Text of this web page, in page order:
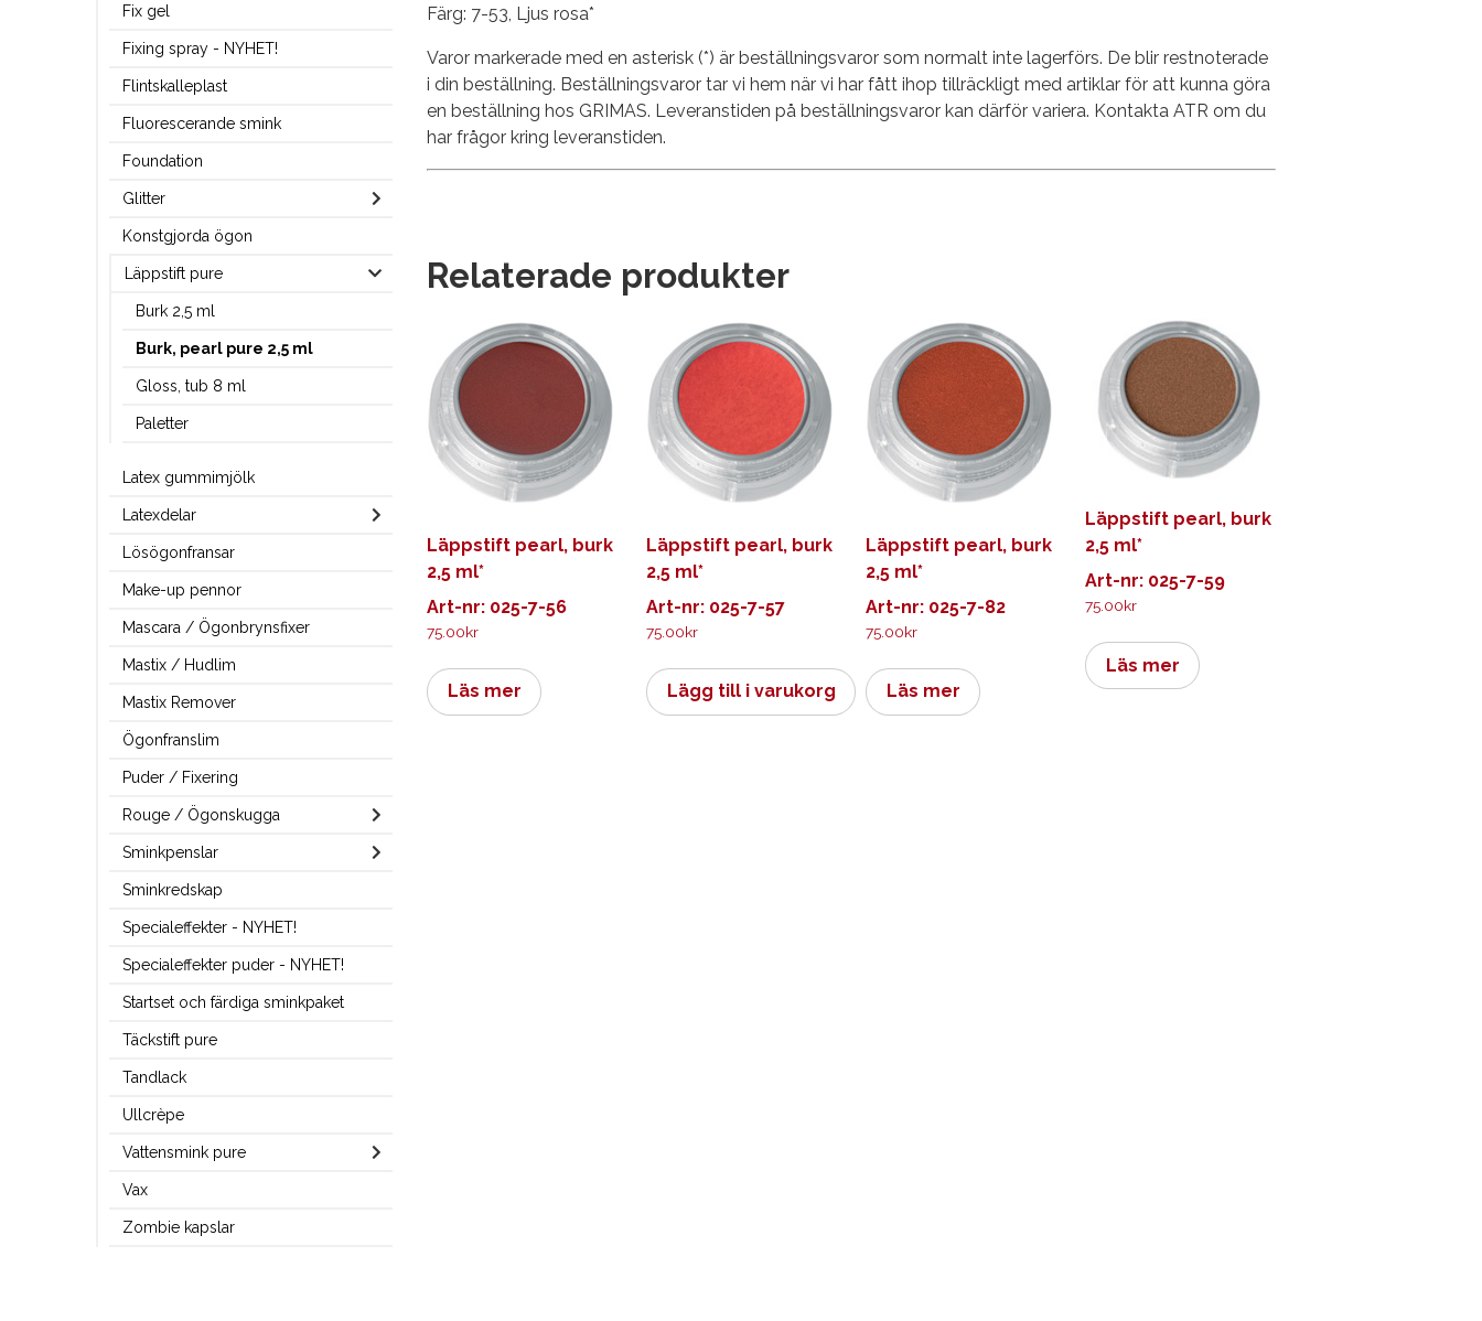
Fix gel
Fixing spray - NYHET!
Flintskalleplast
Fluorescerande smink
Foundation
Glitter
Konstgjorda ögon
Läppstift pure
Burk 2,5 ml
Burk, pearl pure 2,5 ml
Gloss, tub 8 ml
Paletter
Latex gummimjölk
Latexdelar
Lösögonfransar
Make-up pennor
Mascara / Ögonbrynsfixer
Mastix / Hudlim
Mastix Remover
Ögonfranslim
Puder / Fixering
Rouge / Ögonskugga
Sminkpenslar
Sminkredskap
Specialeffekter - NYHET!
Specialeffekter puder - NYHET!
Startset och färdiga sminkpaket
Täckstift pure
Tandlack
Ullcrèpe
Vattensmink pure
Vax
Zombie kapslar
Färg: 7-53, Ljus rosa*
Varor markerade med en asterisk (*) är beställningsvaror som normalt inte lagerförs. De blir restnoterade
i din beställning. Beställningsvaror tar vi hem när vi har fått ihop tillräckligt med artiklar för att kunna göra
en beställning hos GRIMAS. Leveranstiden på beställningsvaror kan därför variera. Kontakta ATR om du
har frågor kring leveranstiden.
Relaterade produkter
Läppstift pearl, burk
2,5 ml*
Art-nr: 025-7-56
75.00kr
Läs mer
Läppstift pearl, burk
2,5 ml*
Art-nr: 025-7-57
75.00kr
Lägg till i varukorg
Läppstift pearl, burk
2,5 ml*
Art-nr: 025-7-82
75.00kr
Läs mer
Läppstift pearl, burk
2,5 ml*
Art-nr: 025-7-59
75.00kr
Läs mer